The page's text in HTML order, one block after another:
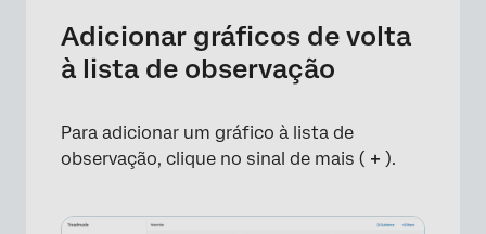
Adicionar gráficos de volta
à lista de observação
Para adicionar um gráfico à lista de
observação, clique no sinal de mais ( + ).